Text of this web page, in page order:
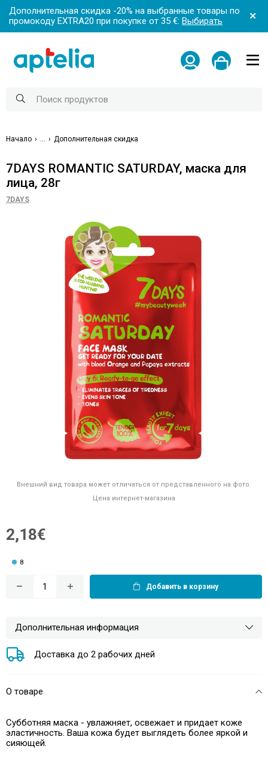
Дополнительная скидка -20% на выбранные товары по
промокоду EXTRA20 при покупке от 35 €: Выбирать
Начало Дополнительная скидка
7DAYS ROMANTIC SATURDAY, маска для
лица, 28г
7DAYS
Внешний вид товара может отличаться от представленного на фото.
Цена интернет-магазина
2,18€
8
Добавить в корзину
Дополнительная информация
Доставка до 2 рабочих дней
О товаре
Субботняя маска - увлажняет, освежает и придает коже
эластичность. Ваша кожа будет выглядеть более яркой и
сияющей.